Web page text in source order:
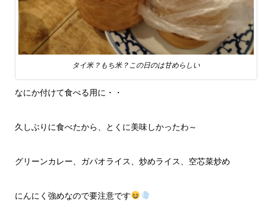
タイ米？もち米？この日のは甘めらしい
なにか付けて食べる用に・・
久しぶりに食べたから、とくに美味しかったわ～
グリーンカレー、ガパオライス、炒めライス、空芯菜炒め
にんにく強めなので要注意です